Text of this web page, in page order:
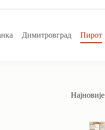
Димитровград Пирот
Најновије